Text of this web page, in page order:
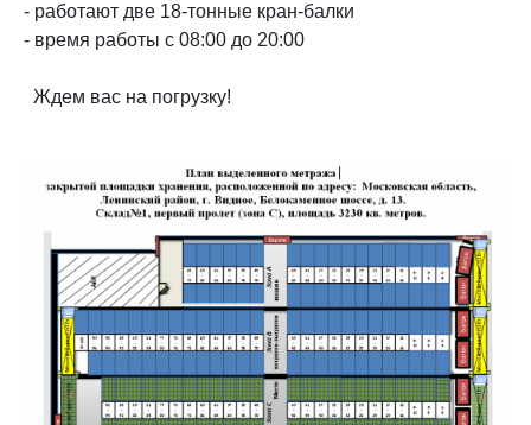
- работают две 18-тонные кран-балки
- время работы с 08:00 до 20:00
Ждем вас на погрузку!